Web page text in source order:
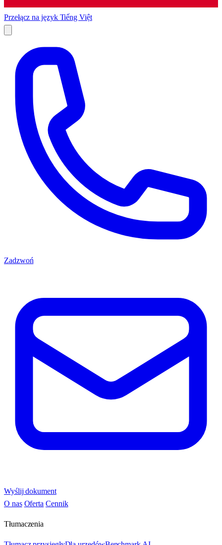
Przełącz na język Tiếng Việt
Zadzwoń
Wyślij dokument
O nas Oferta Cennik
Tłumaczenia